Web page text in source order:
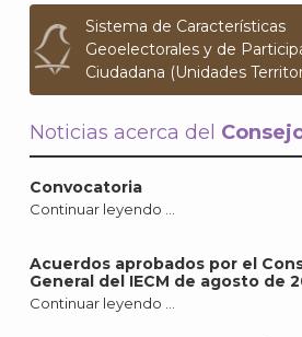
Sistema de Características
Geoelectorales y de
Ciudadana (Unidades
Noticias acerca del
Convocatoria
Continuar leyendo …
Acuerdos aprobados por el
General del IECM de agosto de
Continuar leyendo …